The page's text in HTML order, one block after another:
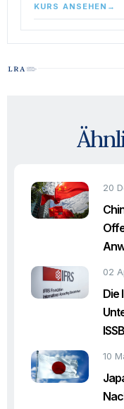
KURS ANSEHEN →
20
02
Die
10